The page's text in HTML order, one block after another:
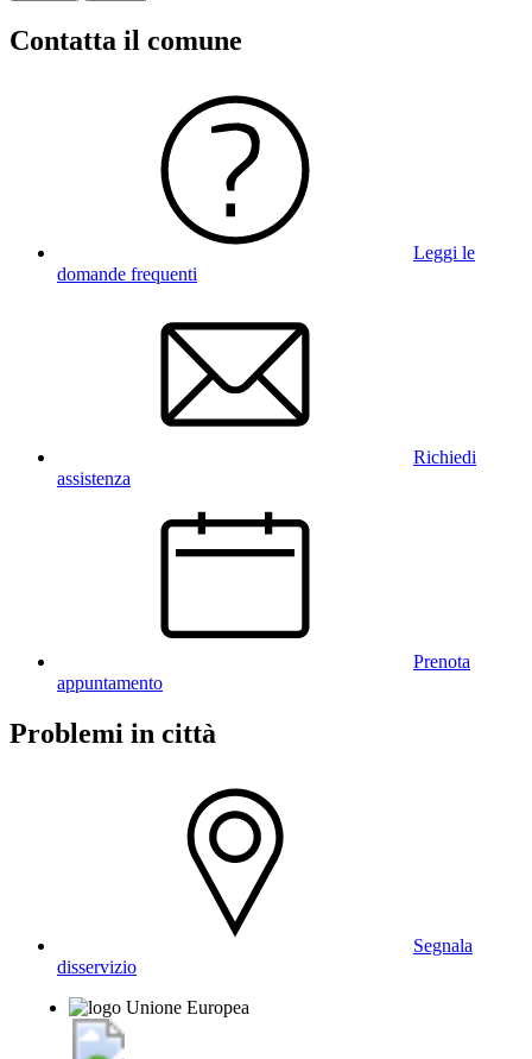
Contatta il comune
Leggi le
domande frequenti
Richiedi
assistenza
Prenota
appuntamento
Problemi in città
Segnala
disservizio